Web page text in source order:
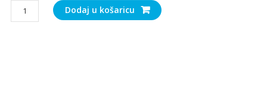
Baterija
za
Dodaj u košaricu